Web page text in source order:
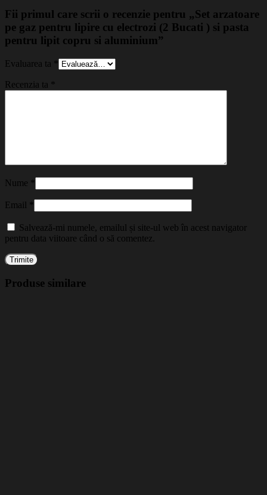
Fii primul care scrii o recenzie pentru „Set arzatoare
pe gaz pentru lipire cu electrozi (2 Bucati ) si pasta
pentru lipit copru si aluminium”
Evaluarea ta
Recenzia ta
Nume
Email
Salvează-mi numele, emailul și site-ul web în acest navigator
pentru data viitoare când o să comentez.
Produse similare